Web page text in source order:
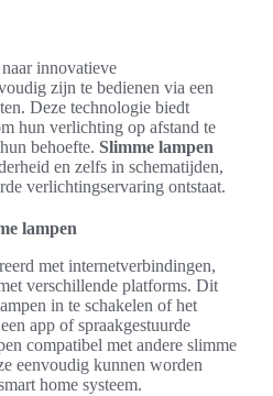
innovatieve
zijn te bedienen via een
Deze technologie biedt
hun verlichting op afstand te
behoefte. Slimme lampen
en zelfs in schematijden,
verlichtingservaring ontstaat.
lampen
met internetverbindingen,
verschillende platforms. Dit
in te schakelen of het
app of spraakgestuurde
compatibel met andere slimme
eenvoudig kunnen worden
home systeem.